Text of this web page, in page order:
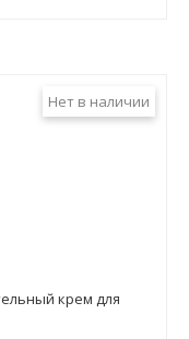
Нет в наличии
крем для